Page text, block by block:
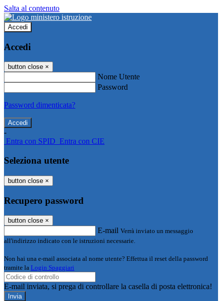
Salta al contenuto
Accedi
Accedi
button close ×
Nome Utente
Password
Password dimenticata?
-
Entra con SPID Entra con CIE
Seleziona utente
button close ×
Recupero password
button close ×
E-mail Verrà inviato un messaggio
all'indirizzo indicato con le istruzioni necessarie.
Non hai una e-mail associata al nome utente? Effettua il reset della password
tramite la Login Spaggiari
E-mail inviata, si prega di controllare la casella di posta elettronica!